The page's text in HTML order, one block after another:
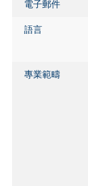
電子郵件
語言
專業範疇